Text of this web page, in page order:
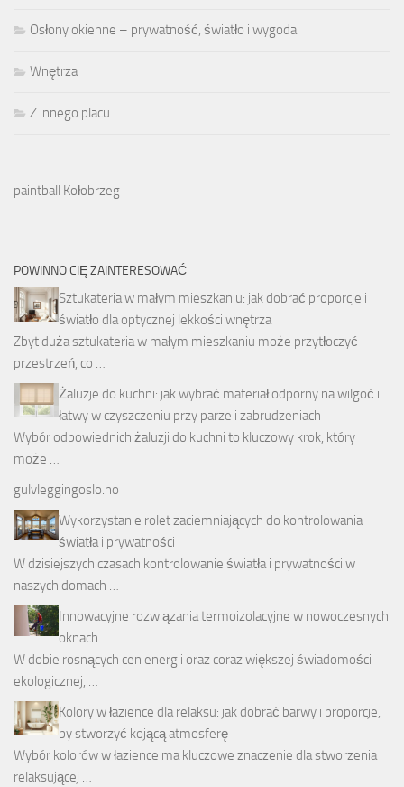
Osłony okienne – prywatność, światło i wygoda
Wnętrza
Z innego placu
paintball Kołobrzeg
POWINNO CIĘ ZAINTERESOWAĆ
Sztukateria w małym mieszkaniu: jak dobrać proporcje i
światło dla optycznej lekkości wnętrza
Zbyt duża sztukateria w małym mieszkaniu może przytłoczyć
przestrzeń, co …
Żaluzje do kuchni: jak wybrać materiał odporny na wilgoć i
łatwy w czyszczeniu przy parze i zabrudzeniach
Wybór odpowiednich żaluzji do kuchni to kluczowy krok, który
może …
gulvleggingoslo.no
Wykorzystanie rolet zaciemniających do kontrolowania
światła i prywatności
W dzisiejszych czasach kontrolowanie światła i prywatności w
naszych domach …
Innowacyjne rozwiązania termoizolacyjne w nowoczesnych
oknach
W dobie rosnących cen energii oraz coraz większej świadomości
ekologicznej, …
Kolory w łazience dla relaksu: jak dobrać barwy i proporcje,
by stworzyć kojącą atmosferę
Wybór kolorów w łazience ma kluczowe znaczenie dla stworzenia
relaksującej …